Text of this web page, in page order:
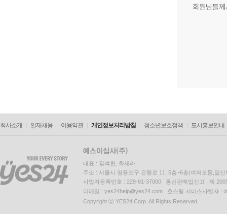
회원님들
회사소개 인재채용 이용약관 개인정보처리방침 청소년보호정책 도서홍보안내
대표 : 김석환, 최세라
주소 : 서울시 영등포구 은행로 11, 5층~6층(여의도동,일신
사업자등록번호 : 229-81-37000 통신판매업신고 : 제
이메일 : yes24help@yes24.com 호스팅 서비스사업자 :
Copyright ⓒ YES24 Corp. All Rights Reserved.